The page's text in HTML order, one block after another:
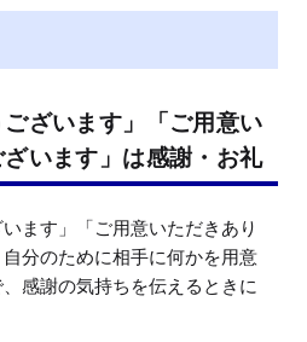
ございます」「ご用意い
います」は感謝・お礼
ます」「ご用意いただきあり
分のために相手に何かを用意
感謝の気持ちを伝えるときに